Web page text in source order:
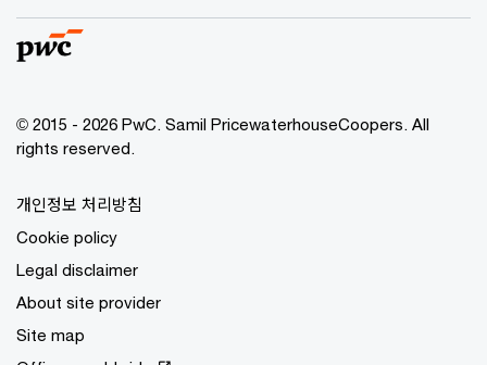
© 2015 - 2026 PwC. Samil PricewaterhouseCoopers. All
rights reserved.
개인정보 처리방침
Cookie policy
Legal disclaimer
About site provider
Site map